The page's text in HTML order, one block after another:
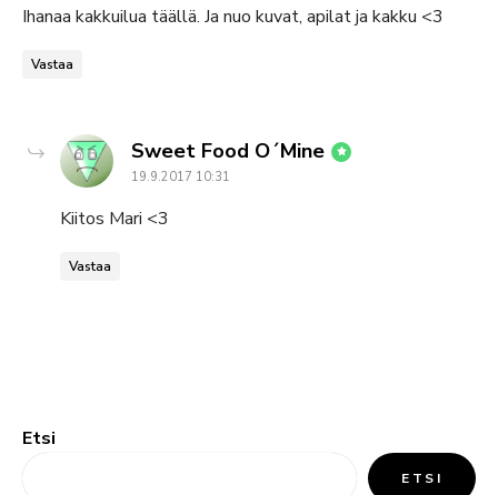
Ihanaa kakkuilua täällä. Ja nuo kuvat, apilat ja kakku <3
Vastaa
Sweet Food O´Mine says:
19.9.2017 10:31
Kiitos Mari <3
Vastaa
Etsi
ETSI